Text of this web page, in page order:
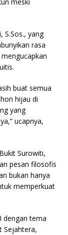
S.Sos., yang
rasa
buat semua
hijau di
yang
ucapnya,
Surowiti,
pesan filosofis
bukan hanya
memperkuat
dengan tema
Sejahtera,